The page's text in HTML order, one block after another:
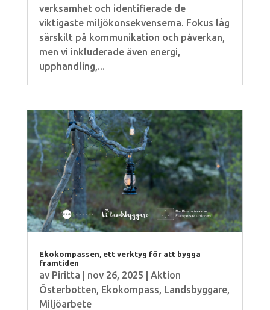
verksamhet och identifierade de
viktigaste miljökonsekvenserna. Fokus låg
särskilt på kommunikation och påverkan,
men vi inkluderade även energi,
upphandling,...
Ekokompassen, ett verktyg för att bygga
framtiden
av Piritta nov 26, 2025
Aktion
Österbotten, Ekokompass, Landsbyggare,
Miljöarbete